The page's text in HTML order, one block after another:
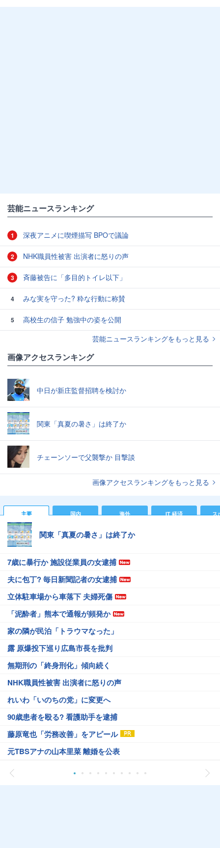
芸能ニュースランキング
1 深夜アニメに喫煙描写 BPOで議論
2 NHK職員性被害 出演者に怒りの声
3 斉藤被告に「多目的トイレ以下」
4 みな実を守った? 粋な行動に称賛
5
高校生の信子 勉強中の姿を公開
芸能ニュースランキングをもっと見る
画像アクセスランキング
中日が新庄監督招聘を検討か
関東「真夏の暑さ」は終了か
チェーンソーで父襲撃か 目撃談
画像アクセスランキングをもっと見る
主要 国内 海外 IT 経済 ス
関東「真夏の暑さ」は終了か
7歳に暴行か 施設従業員の女逮捕
夫に包丁? 毎日新聞記者の女逮捕
立体駐車場から車落下 夫婦死傷
「泥酔者」熊本で通報が頻発か
家の隣が民泊「トラウマなった」
露 原爆投下巡り広島市長を批判
無期刑の「終身刑化」傾向続く
NHK職員性被害 出演者に怒りの声
れいわ「いのちの党」に変更へ
90歳患者を殴る? 看護助手を逮捕
藤原竜也「労務改善」をアピール
元TBSアナの山本里菜 離婚を公表